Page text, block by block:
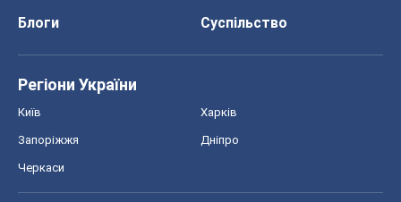
Блоги
Суспільство
Регіони України
Київ Харків
Запоріжжя Дніпро
Черкаси